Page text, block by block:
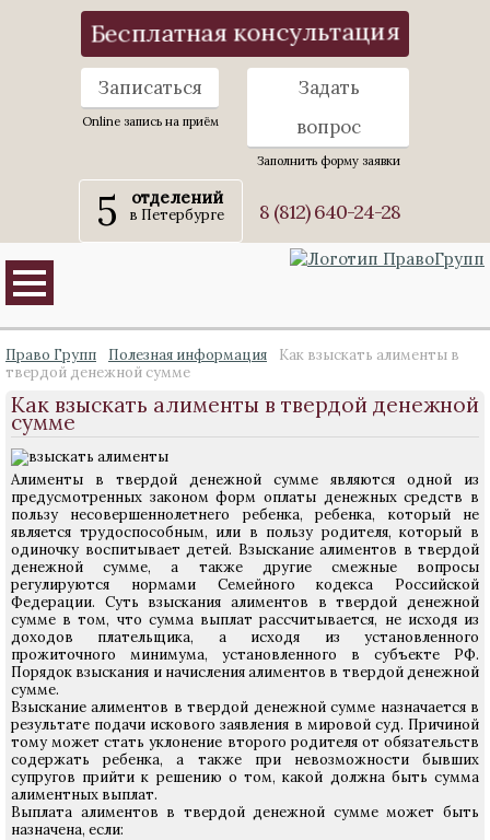
Бесплатная консультация
Записаться
Online запись на приём
Задать
вопрос
Заполнить форму заявки
5 отделений
в Петербурге 8 (812) 640-24-28
Право Групп Полезная информация
Как взыскать алименты в
твердой денежной сумме
Как взыскать алименты в твердой денежной
сумме
Алименты в твердой денежной сумме являются одной из
предусмотренных законом форм оплаты денежных средств в
пользу несовершеннолетнего ребенка, ребенка, который не
является трудоспособным, или в пользу родителя, который в
одиночку воспитывает детей. Взыскание алиментов в твердой
денежной сумме, а также другие смежные вопросы
регулируются нормами Семейного кодекса Российской
Федерации. Суть взыскания алиментов в твердой денежной
сумме в том, что сумма выплат рассчитывается, не исходя из
доходов плательщика, а исходя из установленного
прожиточного минимума, установленного в субъекте РФ.
Порядок взыскания и начисления алиментов в твердой денежной
сумме.
Взыскание алиментов в твердой денежной сумме назначается в
результате подачи искового заявления в мировой суд. Причиной
тому может стать уклонение второго родителя от обязательств
содержать ребенка, а также при невозможности бывших
супругов прийти к решению о том, какой должна быть сумма
алиментных выплат.
Выплата алиментов в твердой денежной сумме может быть
назначена, если: